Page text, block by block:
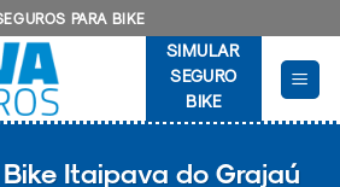
PARA BIKE
SIMULAR
SEGURO
BIKE
Itaipava do Grajaú